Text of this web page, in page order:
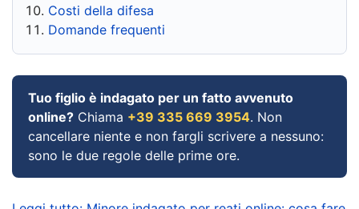
Costi della difesa
Domande frequenti
Tuo figlio è indagato per un fatto avvenuto
online? Chiama +39 335 669 3954. Non
cancellare niente e non fargli scrivere a nessuno:
sono le due regole delle prime ore.